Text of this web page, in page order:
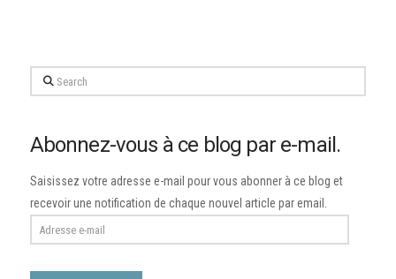
Search
Abonnez-vous à ce blog par e-mail.
Saisissez votre adresse e-mail pour vous abonner à ce blog et
recevoir une notification de chaque nouvel article par email.
Adresse
e-
mail